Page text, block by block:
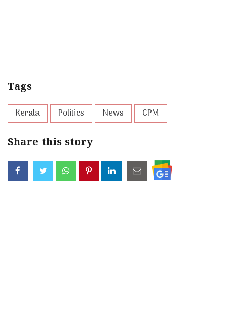
Tags
Kerala Politics News CPM
Share this story